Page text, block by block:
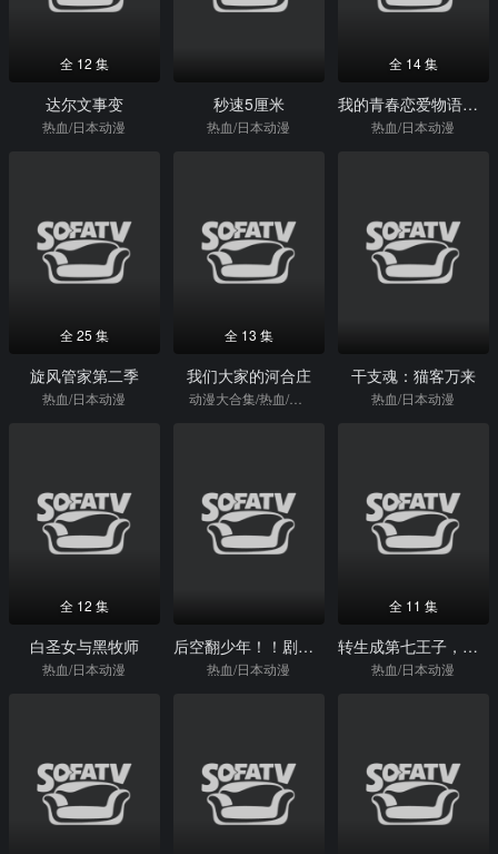
全 12 集
达尔文事变
热血/日本动漫
秒速5厘米
热血/日本动漫
全 14 集
我的青春恋爱物语果然有问题第二季续
热血/日本动漫
全 25 集
旋风管家第二季
热血/日本动漫
全 13 集
我们大家的河合庄
动漫大合集/热血/日本动漫
干支魂：猫客万来
热血/日本动漫
全 12 集
白圣女与黑牧师
热血/日本动漫
后空翻少年！！剧场版
热血/日本动漫
全 11 集
转生成第七王子，随心所欲的魔法学习之路
热血/日本动漫